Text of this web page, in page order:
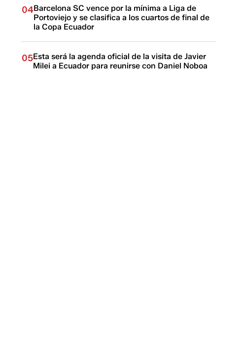
04Barcelona SC vence por la mínima a Liga de
Portoviejo y se clasifica a los cuartos de final de
la Copa Ecuador
05Esta será la agenda oficial de la visita de Javier
Milei a Ecuador para reunirse con Daniel Noboa